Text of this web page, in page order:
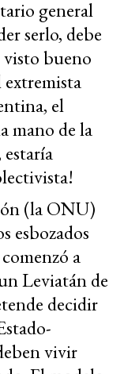
general
serlo, debe
visto bueno
extremista
el
mano de la
(la ONU)
esbozados
a
Leviatán de
decidir
vivir